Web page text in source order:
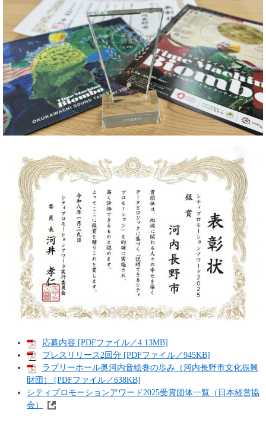
応募内容 [PDFファイル／4.13MB]
プレスリリース2回分 [PDFファイル／945KB]
ラブリーホール奥河内音絵巻の歩み（河内長野市文化振興
財団） [PDFファイル／638KB]
シティプロモーションアワード2025受賞団体一覧（日本経営協
会）